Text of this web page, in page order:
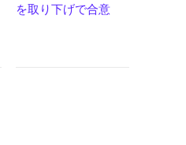
を取り下げで合意